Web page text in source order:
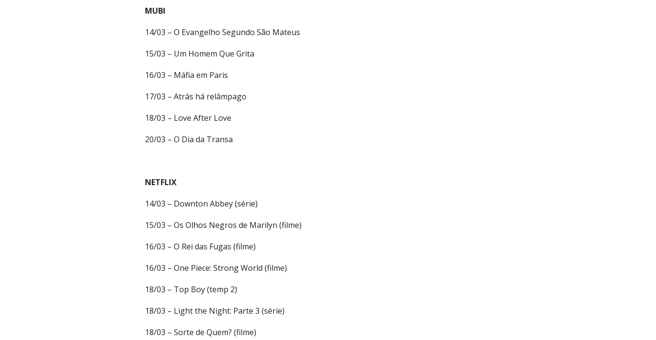
MUBI
14/03 – O Evangelho Segundo São Mateus
15/03 – Um Homem Que Grita
16/03 – Máfia em Paris
17/03 – Atrás há relâmpago
18/03 – Love After Love
20/03 – O Dia da Transa
NETFLIX
14/03 – Downton Abbey (série)
15/03 – Os Olhos Negros de Marilyn (filme)
16/03 – O Rei das Fugas (filme)
16/03 – One Piece: Strong World (filme)
18/03 – Top Boy (temp 2)
18/03 – Light the Night: Parte 3 (série)
18/03 – Sorte de Quem? (filme)